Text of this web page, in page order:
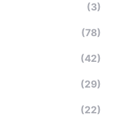
(3)
(78)
(42)
(29)
(22)